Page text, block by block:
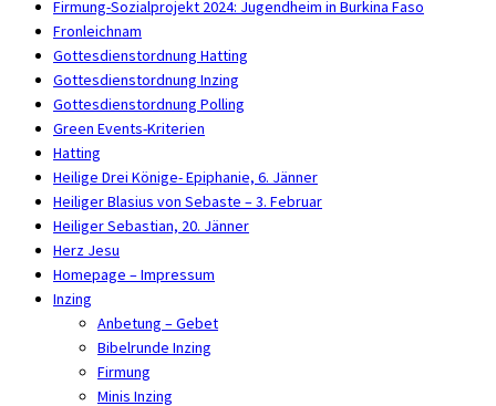
Firmung-Sozialprojekt 2024: Jugendheim in Burkina Faso
Fronleichnam
Gottesdienstordnung Hatting
Gottesdienstordnung Inzing
Gottesdienstordnung Polling
Green Events-Kriterien
Hatting
Heilige Drei Könige- Epiphanie, 6. Jänner
Heiliger Blasius von Sebaste – 3. Februar
Heiliger Sebastian, 20. Jänner
Herz Jesu
Homepage – Impressum
Inzing
Anbetung – Gebet
Bibelrunde Inzing
Firmung
Minis Inzing